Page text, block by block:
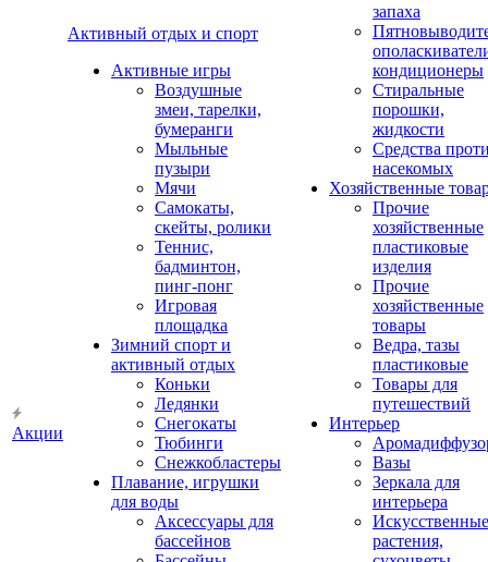
Акции
Активный отдых и спорт
Активные игры
Воздушные
змеи, тарелки,
бумеранги
Мыльные
пузыри
Мячи
Самокаты,
скейты, ролики
Теннис,
бадминтон,
пинг-понг
Игровая
площадка
Зимний спорт и
активный отдых
Коньки
Ледянки
Снегокаты
Тюбинги
Снежкобластеры
Плавание, игрушки
для воды
Аксессуары для
бассейнов
запаха
кондиционеры
Стиральные
порошки,
жидкости
Средства
насекомых
Хозяйственные
Прочие
хозяйственные
пластиковые
изделия
Прочие
хозяйственные
товары
Ведра, тазы
пластиковые
Товары для
путешествий
Интерьер
Вазы
Зеркала для
интерьера
Искусственные
растения,